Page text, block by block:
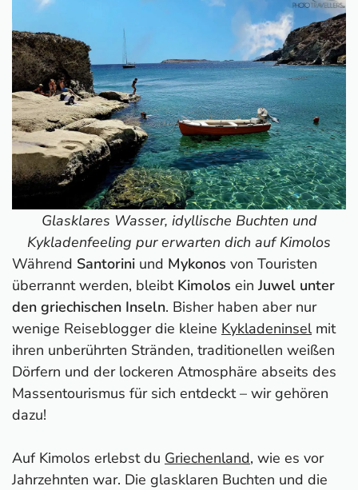
Glasklares Wasser, idyllische Buchten und
Kykladenfeeling pur erwarten dich auf Kimolos
Während Santorini und Mykonos von Touristen
überrannt werden, bleibt Kimolos einJuwel unter
den griechischen Inseln. Bisher haben aber nur
wenige Reiseblogger die kleine Kykladeninselmit
ihren unberührten Stränden, traditionellen weißen
Dörfern und der lockeren Atmosphäre abseits des
Massentourismus für sich entdeckt – wir gehören
dazu!
Auf Kimolos erlebst du Griechenland, wie es vor
Jahrzehnten war. Die glasklaren Buchten und die